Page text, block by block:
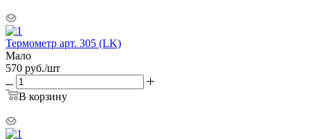
Термометр арт. 305 (LK)
Мало
570 руб./шт
В корзину